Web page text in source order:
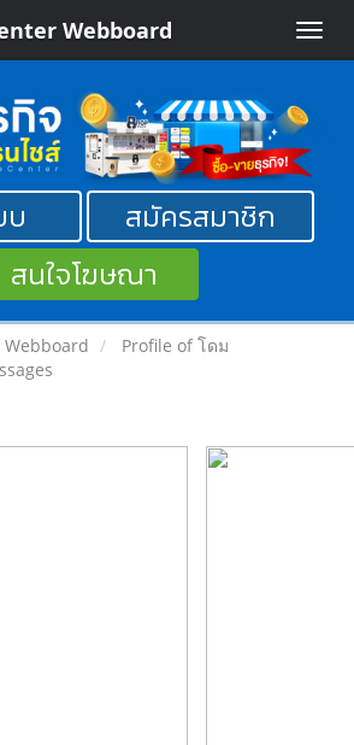
Toggle
Webboard
บ
สมัครสมาชิก
สนใจโฆษณา
Profile of โดม